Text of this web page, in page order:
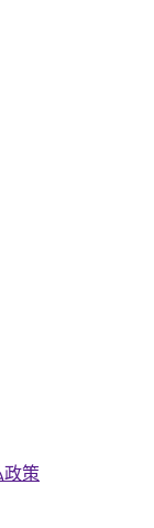
政策